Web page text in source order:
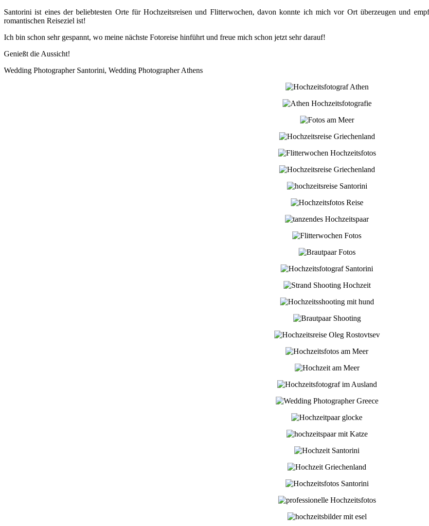
Santorini ist eines der beliebtesten Orte für Hochzeitsreisen und Flitterwochen, davon konnte ich mich vor Ort überzeugen und
romantischen Reiseziel ist!
Ich bin schon sehr gespannt, wo meine nächste Fotoreise hinführt und freue mich schon jetzt sehr darauf!
Genießt die Aussicht!
Wedding Photographer Santorini, Wedding Photographer Athens